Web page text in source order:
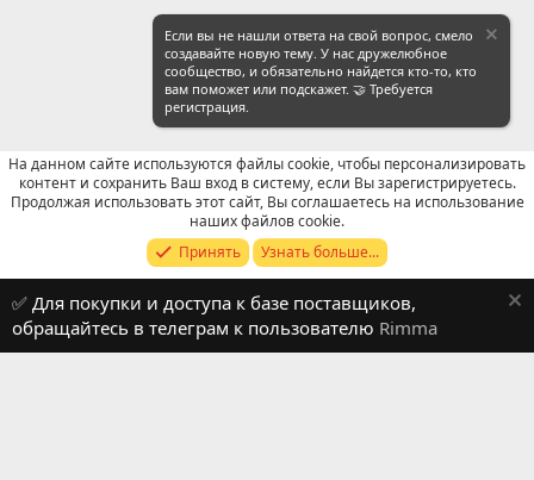
Продавцы (контакты) WeChat
Russian (RU)
Обратная связь
Условия и правила
Политика конфиденциальности
Помощь
R
Если вы не нашли ответа на свой вопрос, смело
создавайте новую тему. У нас дружелюбное
сообщество, и обязательно найдется кто-то, кто
вам поможет или подскажет. 🤝 Требуется
регистрация.
На данном сайте используются файлы cookie, чтобы персонализировать
контент и сохранить Ваш вход в систему, если Вы зарегистрируетесь.
Продолжая использовать этот сайт, Вы соглашаетесь на использование
наших файлов cookie.
Принять
Узнать больше...
✅ Для покупки и доступа к базе поставщиков,
обращайтесь в телеграм к пользователю Rimma